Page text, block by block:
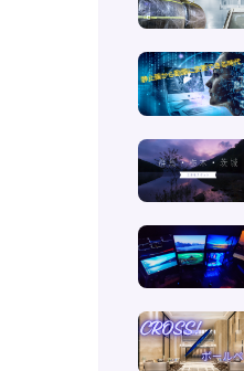
(1)